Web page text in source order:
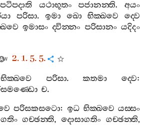
පටිපදාති යථාභූතං පජානන‍්ති. අයං
පරිසා. ඉමා ඛො භික‍්ඛවෙ
ද‍්වෙ
ඉමාසං ද‍්වින‍්නං පරිසානං යදිදං
2. 1. 5. 5.
භික‍්ඛවෙ පරිසා.කතමා ද‍්වෙ:
ච.
පරිසකසටො: ඉධ භික‍්ඛවෙ යස‍්සං
ගච‍්ඡන‍්ති,දොසාගතිං ගච‍්ඡන‍්ති,